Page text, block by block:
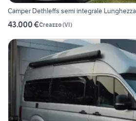
Camper Dethleffs semi integrale
43.000 €Creazzo(VI)